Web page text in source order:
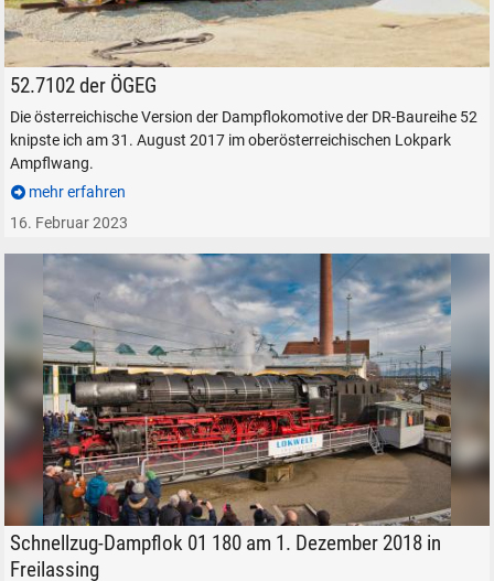
52.7102 der ÖGEG im Lokpark Ampflwang, im Sommer 2017.
52.7102 der ÖGEG
Die österreichische Version der Dampflokomotive der DR-Baureihe 52
knipste ich am 31. August 2017 im oberösterreichischen Lokpark
Ampflwang.
mehr erfahren
16. Februar 2023
Schnellzug-Dampflokomotive 01 180 auf der Drehscheibe der Lokwelt
Schnellzug-Dampflok 01 180 am 1. Dezember 2018 in
Freilassing